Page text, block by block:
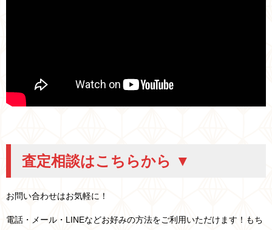
査定相談はこちらから ▼
お問い合わせはお気軽に！
電話・メール・LINEなどお好みの方法をご利用いただけます！もち